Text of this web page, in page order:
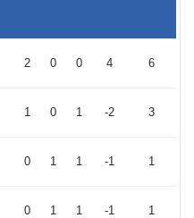
2 0 0 4 6
1 0 1 -2 3
0 1 1 -1 1
0 1 1 -1 1